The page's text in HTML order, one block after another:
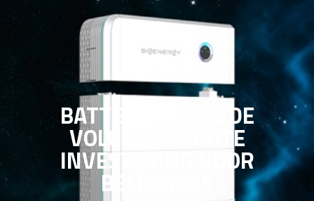
BATTERIJEN ZIJN DE
VOLGENDE GROTE
INVESTERING VOOR
BELEGGERS